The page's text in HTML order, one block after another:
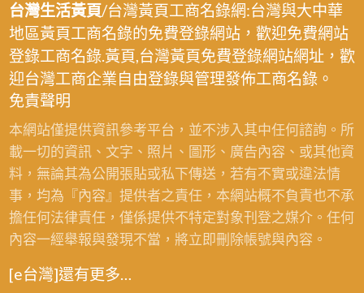
台灣生活黃頁/台灣黃頁工商名錄網:台灣與大中華
地區黃頁工商名錄的免費登錄網站，歡迎免費網站
登錄工商名錄.黃頁,台灣黃頁免費登錄網站網址，歡
迎台灣工商企業自由登錄與管理發佈工商名錄。
免責聲明
本網站僅提供資訊參考平台，並不涉入其中任何諮詢。所
載一切的資訊、文字、照片、圖形、廣告內容、或其他資
料，無論其為公開張貼或私下傳送，若有不實或違法情
事，均為『內容』提供者之責任，本網站概不負責也不承
擔任何法律責任，僅係提供不特定對象刊登之媒介。任何
內容一經舉報與發現不當，將立即刪除帳號與內容。
[e台灣]還有更多…